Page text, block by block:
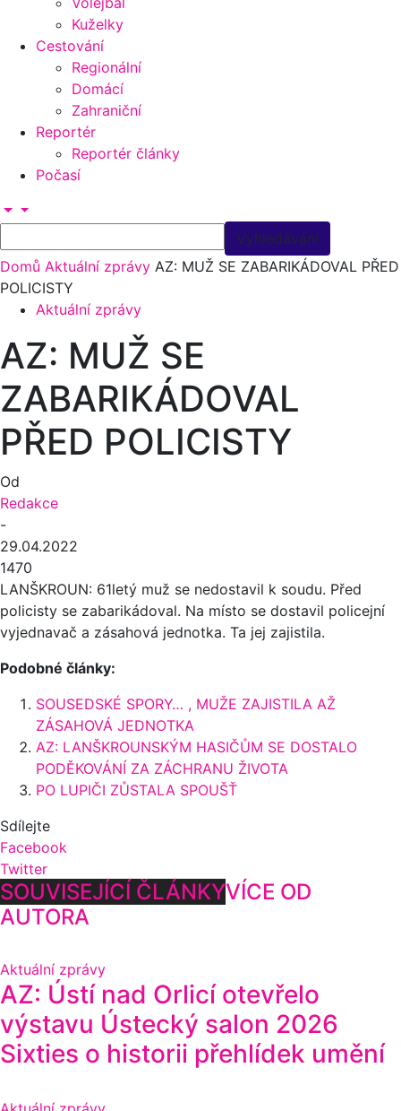
Kuželky
Cestování
Regionální
Domácí
Zahraniční
Reportér
Reportér články
Počasí
Domů Aktuální zprávy AZ: MUŽ SE ZABARIKÁDOVAL PŘED
POLICISTY
Aktuální zprávy
AZ: MUŽ SE
ZABARIKÁDOVAL
PŘED POLICISTY
Od
Redakce
-
29.04.2022
1470
LANŠKROUN: 61letý muž se nedostavil k soudu. Před
policisty se zabarikádoval. Na místo se dostavil policejní
vyjednavač a zásahová jednotka. Ta jej zajistila.
Podobné články:
SOUSEDSKÉ SPORY… , MUŽE ZAJISTILA AŽ
ZÁSAHOVÁ JEDNOTKA
AZ: LANŠKROUNSKÝM HASIČŮM SE DOSTALO
PODĚKOVÁNÍ ZA ZÁCHRANU ŽIVOTA
PO LUPIČI ZŮSTALA SPOUŠŤ
Sdílejte
Facebook
Twitter
SOUVISEJÍCÍ ČLÁNKYVÍCE OD
AUTORA
Aktuální zprávy
AZ: Ústí nad Orlicí otevřelo
výstavu Ústecký salon 2026
Sixties o historii přehlídek umění